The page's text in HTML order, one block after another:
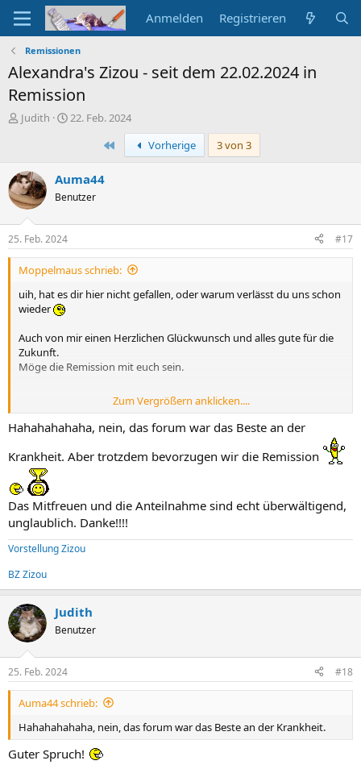
Anmelden Registrieren
Remissionen
Alexandra's Zizou - seit dem 22.02.2024 in
Remission
E
e
l
l
e
Judith
E
e
l
m
22. Feb. 2024
Erste
Vorherige 3 von 3
Auma44
Benutzer
25. Feb. 2024 #17
Moppelmaus schrieb:
uih, hat es dir hier nicht gefallen, oder warum verlässt du uns schon
wieder
Auch von mir einen Herzlichen Glückwunsch und alles gute für die
Zukunft.
Möge die Remission mit euch sein.
Zum Vergrößern anklicken....
Hahahahahaha, nein, das forum war das Beste an der
Krankheit. Aber trotzdem bevorzugen wir die Remission
Das Mitfreuen und die Anteilnahme sind echt überwältigend,
unglaublich. Danke!!!!
Vorstellung Zizou
BZ Zizou
Judith
Benutzer
25. Feb. 2024 #18
Auma44 schrieb:
Hahahahahaha, nein, das forum war das Beste an der Krankheit.
Guter Spruch!